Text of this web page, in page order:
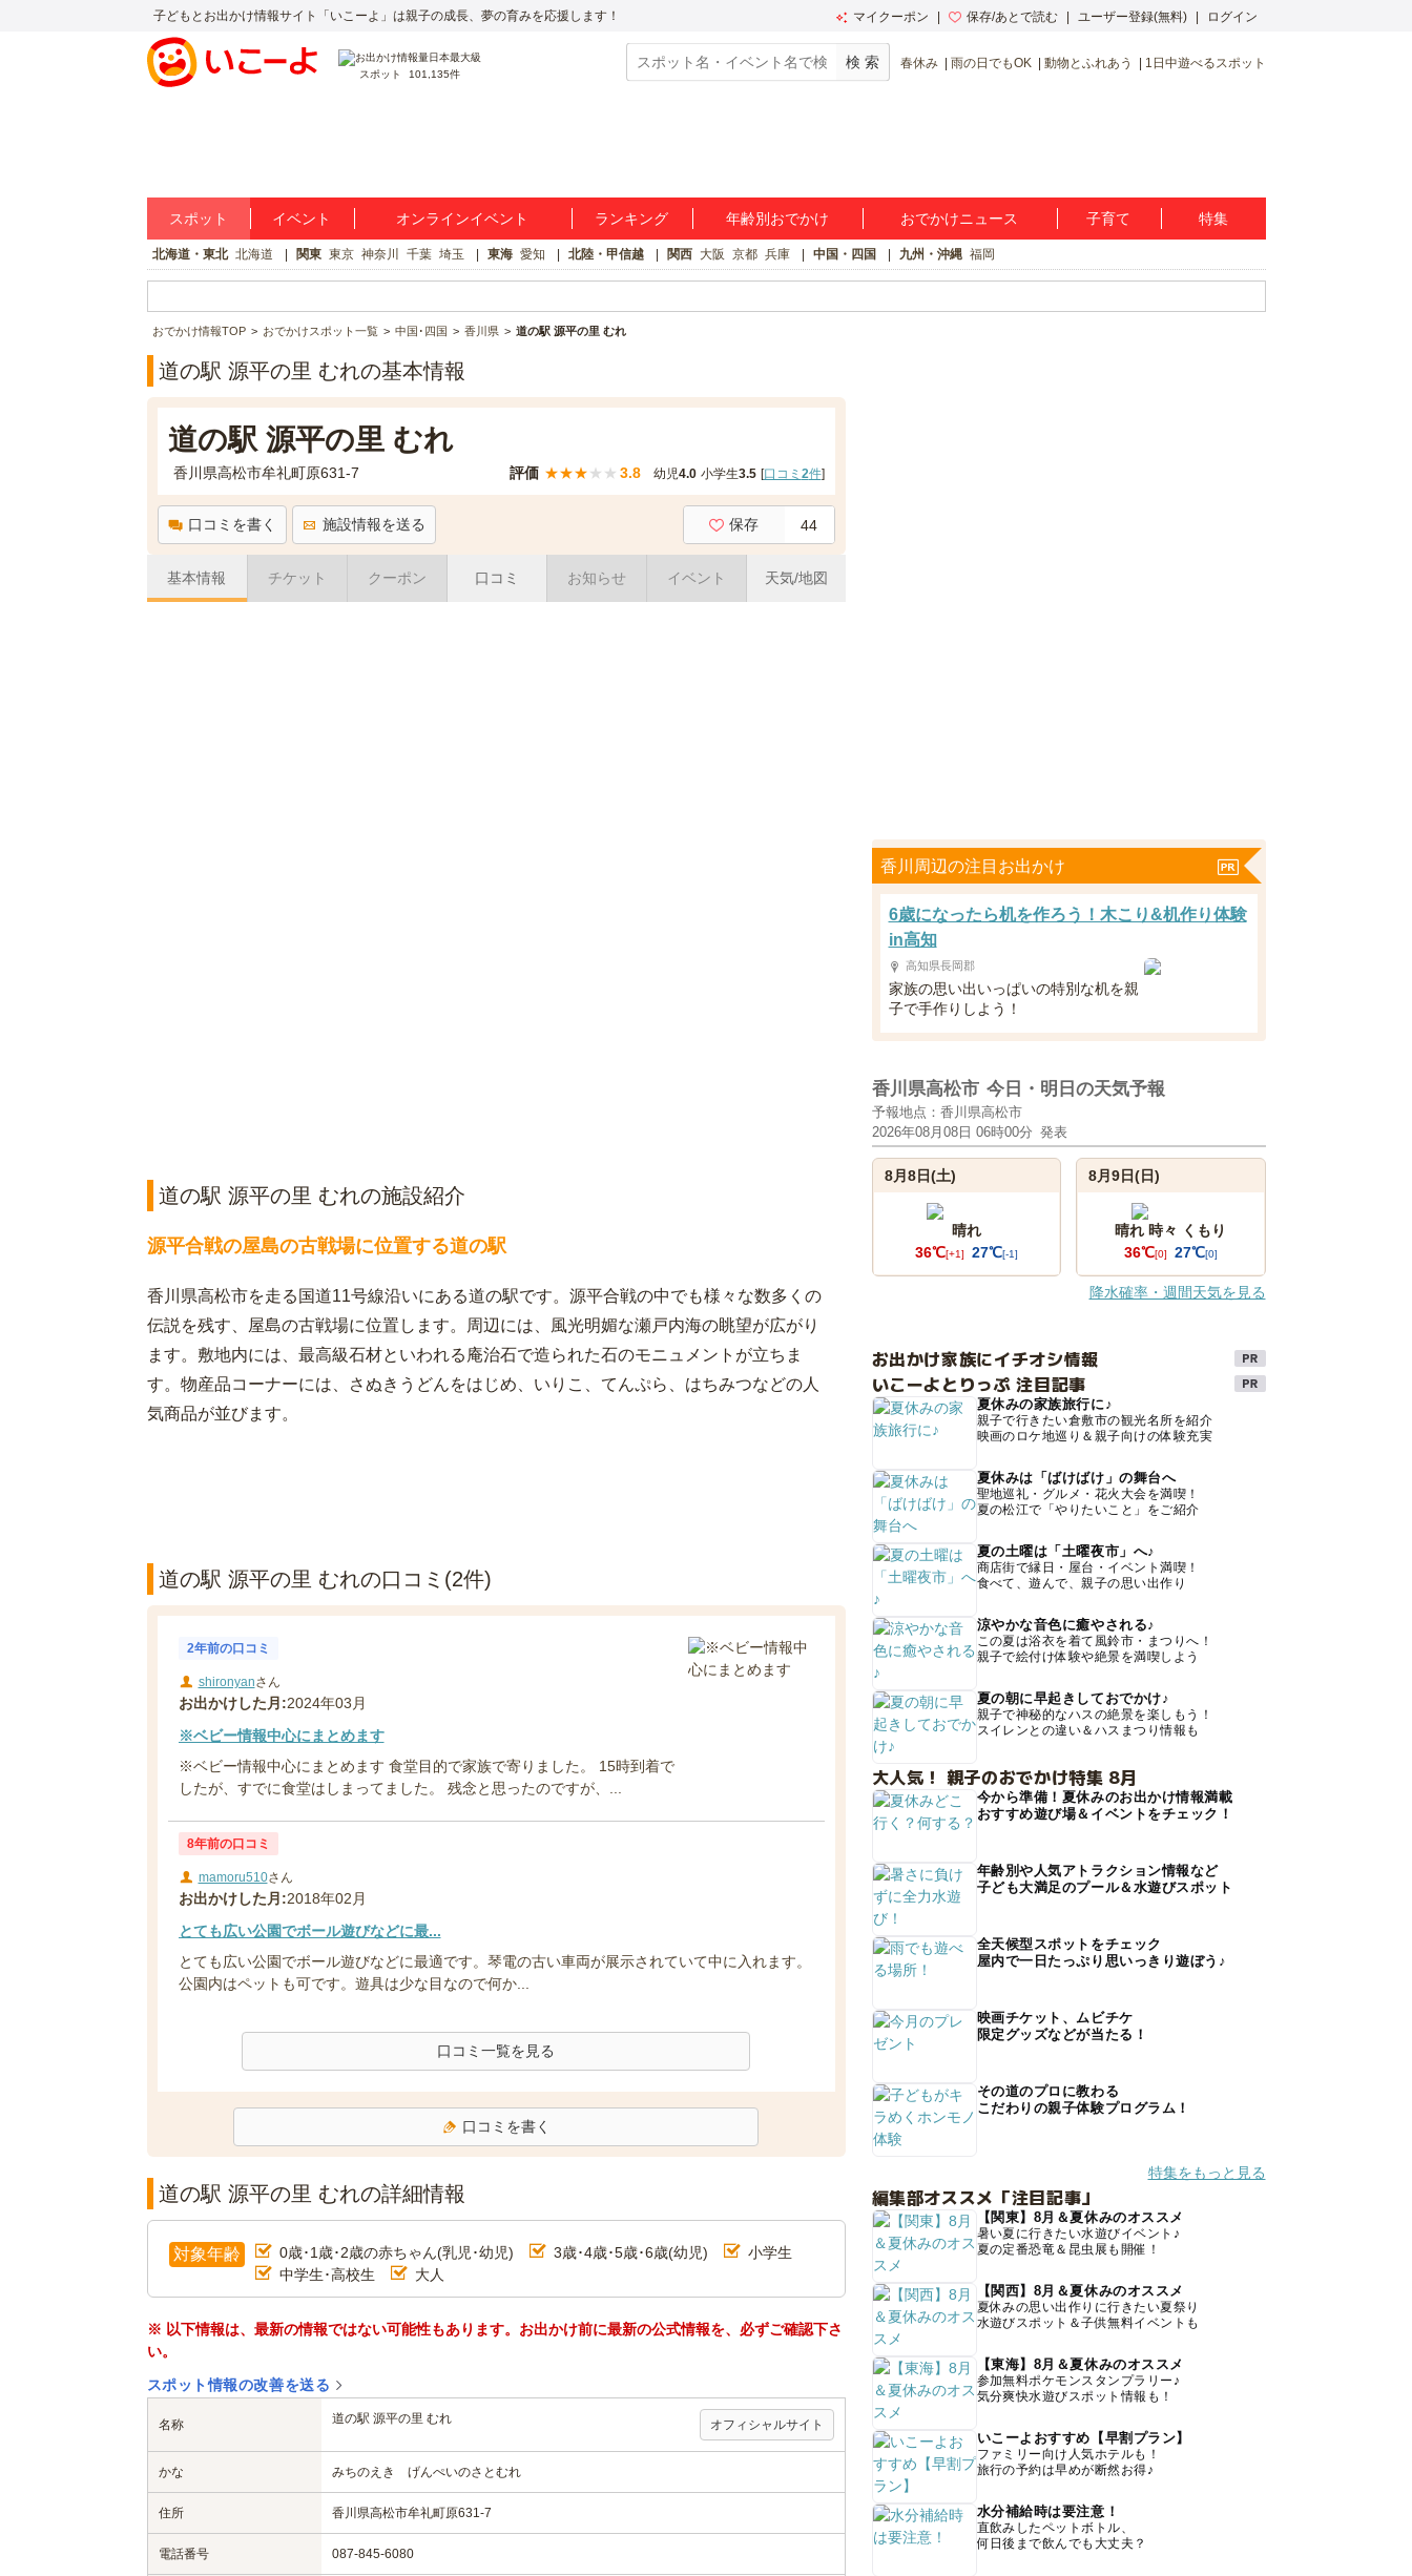
子どもとお出かけ情報サイト「いこーよ」は親子の成長、夢の育みを応援します！ マイクーポン 保存/あとで読む ユーザー登録(無料) ログイン
スポット 101,135件
春休み 雨の日でもOK 動物とふれあう 1日中遊べるスポット
スポット イベント オンラインイベント ランキング 年齢別おでかけ おでかけニュース 子育て 特集
北海道・東北 北海道 関東 東京 神奈川 千葉 埼玉 東海 愛知 北陸・甲信越 関西 大阪 京都 兵庫 中国・四国 九州・沖縄 福岡
おでかけ情報TOP おでかけスポット一覧 中国･四国 香川県 道の駅 源平の里 むれ
道の駅 源平の里 むれの基本情報
道の駅 源平の里 むれ
香川県高松市牟礼町原631-7 評価 ★★★★ ★ 3.8 幼児4.0 小学生3.5 [口コミ 2件]
口コミを書く 施設情報を送る 保存 44
基本情報 チケット クーポン 口コミ お知らせ イベント 天気/地図
道の駅 源平の里 むれの施設紹介
源平合戦の屋島の古戦場に位置する道の駅
香川県高松市を走る国道11号線沿いにある道の駅です。源平合戦の中でも様々な数多くの
伝説を残す、屋島の古戦場に位置します。周辺には、風光明媚な瀬戸内海の眺望が広がり
ます。敷地内には、最高級石材といわれる庵治石で造られた石のモニュメントが立ちま
す。物産品コーナーには、さぬきうどんをはじめ、いりこ、てんぷら、はちみつなどの人
気商品が並びます。
道の駅 源平の里 むれの口コミ(2件)
2年前の口コミ
shironyanさん
お出かけした月:2024年03月
※ベビー情報中心にまとめます
※ベビー情報中心にまとめます 食堂目的で家族で寄りました。 15時到着で
したが、すでに食堂はしまってました。 残念と思ったのですが、...
8年前の口コミ
mamoru510さん
お出かけした月:2018年02月
とても広い公園でボール遊びなどに最...
とても広い公園でボール遊びなどに最適です。琴電の古い車両が展示されていて中に入れます。
公園内はペットも可です。遊具は少な目なので何か...
口コミ一覧を見る
口コミを書く
道の駅 源平の里 むれの詳細情報
対象年齢 0歳･1歳･2歳の赤ちゃん(乳児･幼児) 3歳･4歳･5歳･6歳(幼児)
小学生
中学生･高校生
大人
※ 以下情報は、最新の情報ではない可能性もあります。お出かけ前に最新の公式情報を、必ずご確認下さ
い。
スポット情報の改善を送る
名称 道の駅 源平の里 むれ オフィシャルサイト
かな みちのえき げんぺいのさとむれ
住所 香川県高松市牟礼町原631-7
電話番号 087-845-6080
香川周辺の注目お出かけ
6歳になったら机を作ろう！木こり&机作り体験
in高知
高知県長岡郡
家族の思い出いっぱいの特別な机を親
子で手作りしよう！
香川県高松市 今日・明日の天気予報
予報地点：香川県高松市
2026年08月08日 06時00分 発表
8月8日(土)
晴れ
36℃[+1] 27℃[-1]
8月9日(日)
晴れ 時々 くもり
36℃[0] 27℃[0]
降水確率・週間天気を見る
お出かけ家族にイチオシ情報
いこーよとりっぷ 注目記事
夏休みの家族旅行に♪
親子で行きたい倉敷市の観光名所を紹介
映画のロケ地巡り＆親子向けの体験充実
夏休みは「ばけばけ」の舞台へ
聖地巡礼・グルメ・花火大会を満喫！
夏の松江で「やりたいこと」をご紹介
夏の土曜は「土曜夜市」へ♪
商店街で縁日・屋台・イベント満喫！
食べて、遊んで、親子の思い出作り
涼やかな音色に癒やされる♪
この夏は浴衣を着て風鈴市・まつりへ！
親子で絵付け体験や絶景を満喫しよう
夏の朝に早起きしておでかけ♪
親子で神秘的なハスの絶景を楽しもう！
スイレンとの違い＆ハスまつり情報も
大人気！ 親子のおでかけ特集 8月
今から準備！夏休みのお出かけ情報満載
おすすめ遊び場＆イベントをチェック！
年齢別や人気アトラクション情報など
子ども大満足のプール＆水遊びスポット
全天候型スポットをチェック
屋内で一日たっぷり思いっきり遊ぼう♪
映画チケット、ムビチケ
限定グッズなどが当たる！
その道のプロに教わる
こだわりの親子体験プログラム！
特集をもっと見る
編集部オススメ「注目記事」
【関東】8月＆夏休みのオススメ
暑い夏に行きたい水遊びイベント♪
夏の定番恐竜＆昆虫展も開催！
【関西】8月＆夏休みのオススメ
夏休みの思い出作りに行きたい夏祭り
水遊びスポット＆子供無料イベントも
【東海】8月＆夏休みのオススメ
参加無料ポケモンスタンプラリー♪
気分爽快水遊びスポット情報も！
いこーよおすすめ【早割プラン】
ファミリー向け人気ホテルも！
旅行の予約は早めが断然お得♪
水分補給時は要注意！
直飲みしたペットボトル、
何日後まで飲んでも大丈夫？